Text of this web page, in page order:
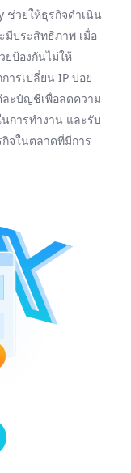
ช่วยให้ธุรกิจดำเนิน
มีประสิทธิภาพ เมื่อ
ยป้องกันไม่ให้
ารเปลี่ยน IP บ่อย
ะบัญชีเพื่อลดความ
การทำงาน และรับ
จในตลาดที่มีการ